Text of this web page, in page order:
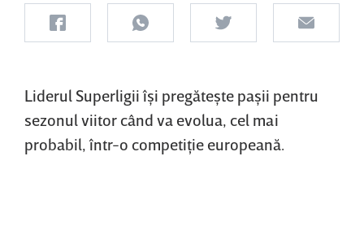
Liderul Superligii îşi pregăteşte paşii pentru
sezonul viitor când va evolua, cel mai
probabil, într-o competiţie europeană.